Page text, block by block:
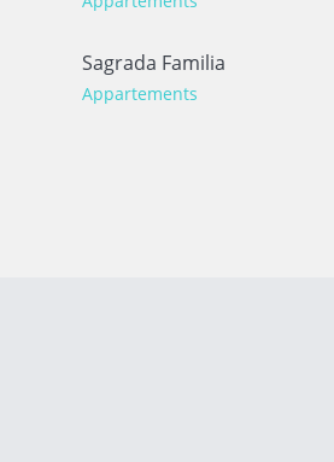
Sagrada Familia
Appartements